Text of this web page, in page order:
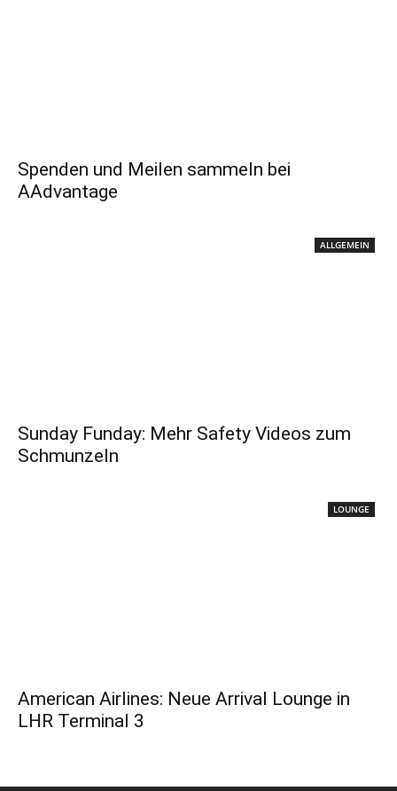
Spenden und Meilen sammeln bei
AAdvantage
ALLGEMEIN
Sunday Funday: Mehr Safety Videos zum
Schmunzeln
LOUNGE
American Airlines: Neue Arrival Lounge in
LHR Terminal 3